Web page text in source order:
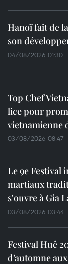
Hanoï fait de
son
04/08/2026 01:30
Top Chef
lice pour
vietnamienne
03/08/2026 08:47
Le 9e Festival
martiaux
s'ouvre à Gia
03/08/2026 03:44
Festival Huê
d’automne